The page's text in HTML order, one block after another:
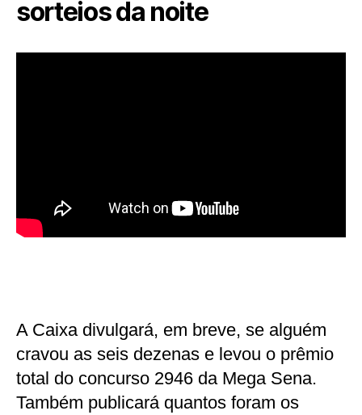
sorteios da noite
A Caixa divulgará, em breve, se alguém
cravou as seis dezenas e levou o prêmio
total do concurso 2946 da Mega Sena.
Também publicará quantos foram os